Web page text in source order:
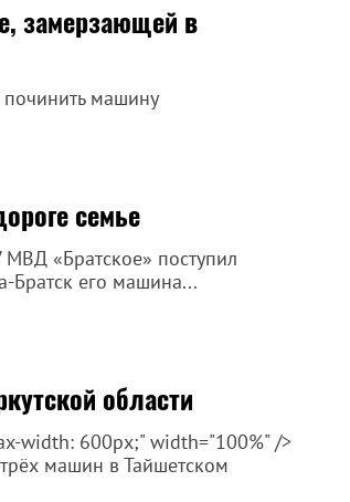
замерзающей в
машину
семье
«Братское» поступил
Братск его машина...
области
width: 600px;" width="100%" />
машин в Тайшетском